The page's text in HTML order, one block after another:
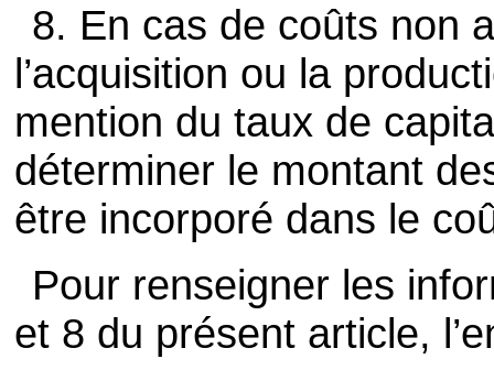
8. En cas de coûts non
l’acquisition ou la
mention du taux de
déterminer le montant
être incorporé dans le
Pour renseigner les
et 8 du présent article,